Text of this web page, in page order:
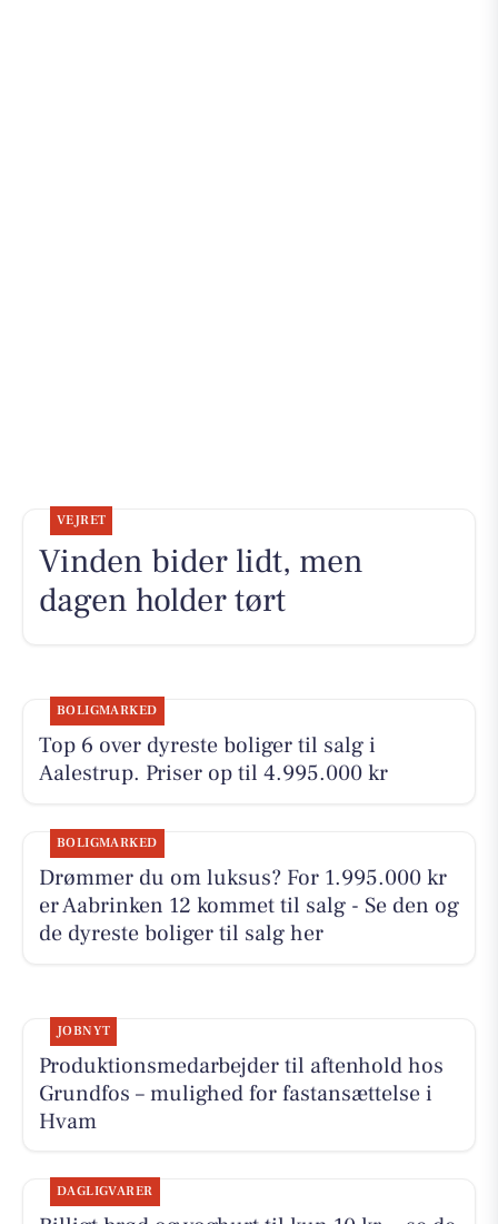
VEJRET
Vinden bider lidt, men
dagen holder tørt
BOLIGMARKED
Top 6 over dyreste boliger til salg i
Aalestrup. Priser op til 4.995.000 kr
BOLIGMARKED
Drømmer du om luksus? For 1.995.000 kr
er Aabrinken 12 kommet til salg - Se den og
de dyreste boliger til salg her
JOBNYT
Produktionsmedarbejder til aftenhold hos
Grundfos – mulighed for fastansættelse i
Hvam
DAGLIGVARER